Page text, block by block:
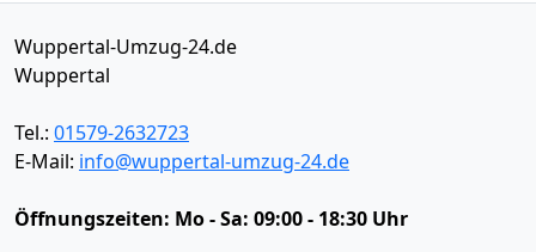
Wuppertal-Umzug-24.de
Wuppertal
Tel.: 01579-2632723
E-Mail: info@wuppertal-umzug-24.de
Öffnungszeiten: Mo - Sa: 09:00 - 18:30 Uhr